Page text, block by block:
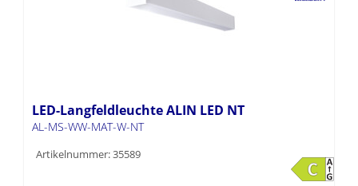
LED-Langfeldleuchte ALIN LED NT
AL-MS-WW-MAT-W-NT
Artikelnummer: 35589